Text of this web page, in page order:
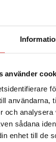
använder
användarna,
och analysera
sådana
enhet till de